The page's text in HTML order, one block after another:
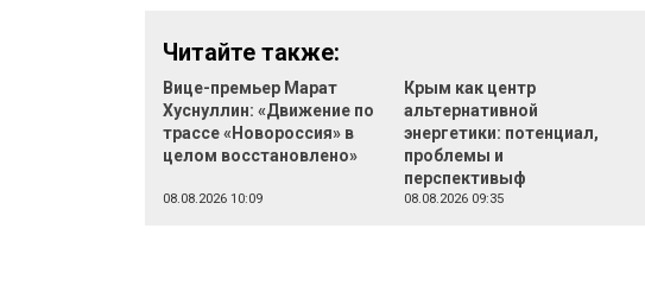
Читайте также:
Вице-премьер Марат
Хуснуллин: «Движение по
трассе «Новороссия» в
целом восстановлено»
08.08.2026 10:09
Крым как центр
альтернативной
энергетики: потенциал,
проблемы и
перспективыф
08.08.2026 09:35